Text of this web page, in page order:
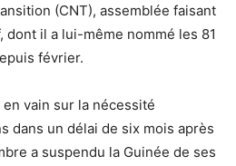
(CNT), assemblée faisant
dont il a lui-même nommé les 81
février.
vain sur la nécessité
dans un délai de six mois après
a suspendu la Guinée de ses